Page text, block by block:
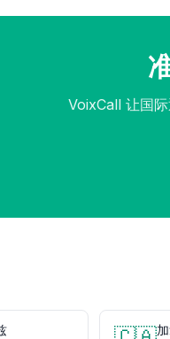
VoixCall 让国